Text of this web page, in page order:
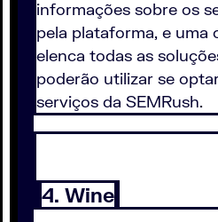
informações sobre os
pela plataforma, e uma
elenca todas as
poderão utilizar se
serviços da SEMRush.
4. Wine